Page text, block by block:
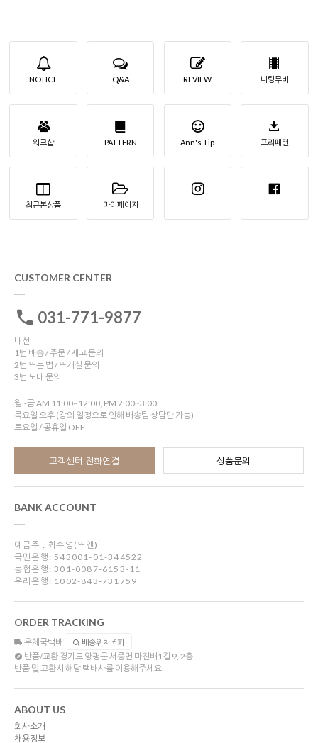
NOTICE Q&A REVIEW 니팅무비
워크샵 PATTERN Ann's Tip 프리패턴
최근본상품 마이페이지
CUSTOMER CENTER
031-771-9877
내선
1번 배송 / 주문 / 재고 문의
2번 뜨는 법 / 뜨개실 문의
3번 도매 문의
월~금 AM 11:00~12:00, PM 2:00~3:00
목요일 오후 (강의 일정으로 인해 배송팀 상담만 가능)
토요일 / 공휴일 OFF
고객센터 전화연결 상품문의
BANK ACCOUNT
예금주 : 최수영(뜨앤)
국민은행: 543001-01-344522
농협은행: 301-0087-6153-11
우리은행: 1002-843-731759
ORDER TRACKING
우체국택배 배송위치조회
반품/교환 경기도 양평군 서종면 마진배1길 9, 2층
반품 및 교환시 해당 택배사를 이용해주세요.
ABOUT US
회사소개
채용정보